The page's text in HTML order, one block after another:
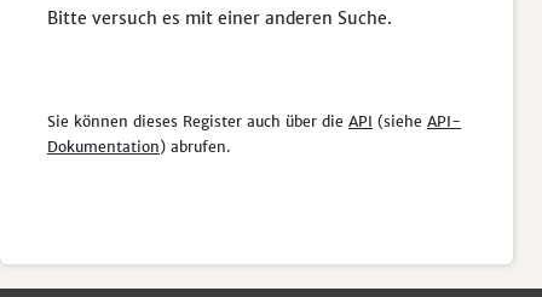
Bitte versuch es mit einer anderen Suche.
Sie können dieses Register auch über die API (siehe API-
Dokumentation) abrufen.